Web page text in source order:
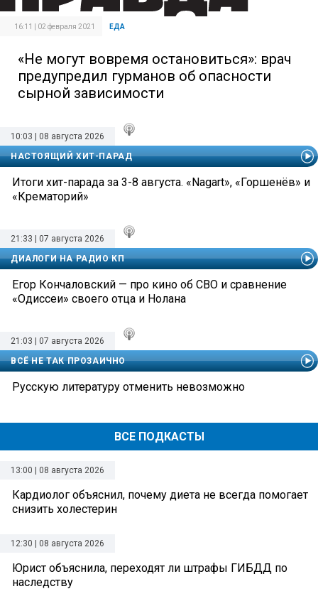
16:11 | 02 февраля 2021 ЕДА
«Не могут вовремя остановиться»: врач
предупредил гурманов об опасности
сырной зависимости
ВСЕ ПОДКАСТЫ
10:03 | 08 августа 2026
НАСТОЯЩИЙ ХИТ-ПАРАД
Итоги хит-парада за 3-8 августа. «Nagart», «Горшенёв» и
«Крематорий»
21:33 | 07 августа 2026
ДИАЛОГИ НА РАДИО КП
Егор Кончаловский — про кино об СВО и сравнение
«Одиссеи» своего отца и Нолана
21:03 | 07 августа 2026
ВСЁ НЕ ТАК ПРОЗАИЧНО
Русскую литературу отменить невозможно
13:00 | 08 августа 2026
Кардиолог объяснил, почему диета не всегда помогает
снизить холестерин
12:30 | 08 августа 2026
Юрист объяснила, переходят ли штрафы ГИБДД по
наследству